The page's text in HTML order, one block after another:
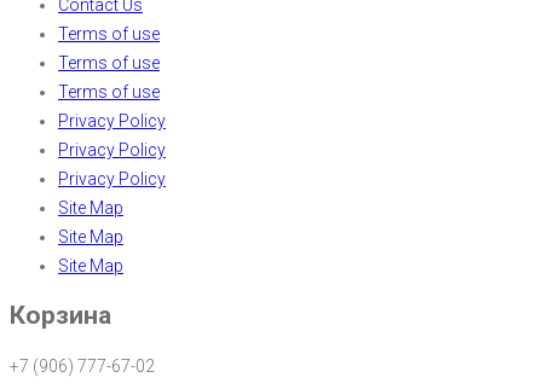
Contact Us
Terms of use
Terms of use
Terms of use
Privacy Policy
Privacy Policy
Privacy Policy
Site Map
Site Map
Site Map
Корзина
+7 (906) 777-67-02